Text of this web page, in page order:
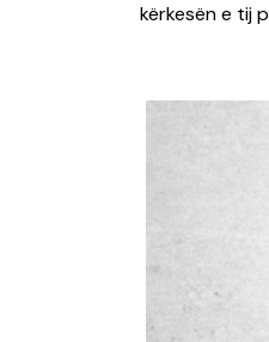
kërkesën e tij